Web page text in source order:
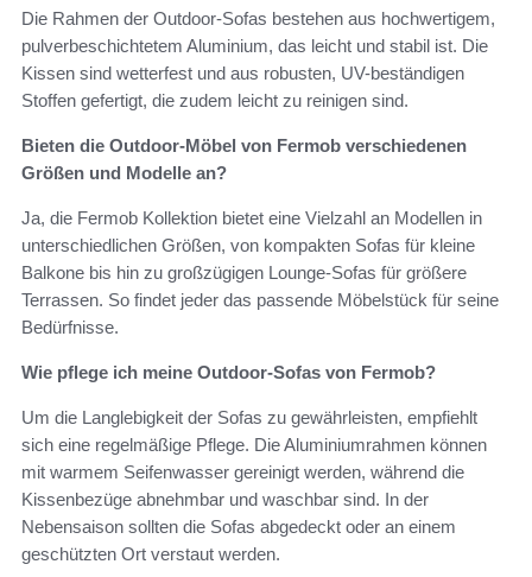
Die Rahmen der Outdoor-Sofas bestehen aus hochwertigem,
pulverbeschichtetem Aluminium, das leicht und stabil ist. Die
Kissen sind wetterfest und aus robusten, UV-beständigen
Stoffen gefertigt, die zudem leicht zu reinigen sind.
Bieten die Outdoor-Möbel von Fermob verschiedenen
Größen und Modelle an?
Ja, die Fermob Kollektion bietet eine Vielzahl an Modellen in
unterschiedlichen Größen, von kompakten Sofas für kleine
Balkone bis hin zu großzügigen Lounge-Sofas für größere
Terrassen. So findet jeder das passende Möbelstück für seine
Bedürfnisse.
Wie pflege ich meine Outdoor-Sofas von Fermob?
Um die Langlebigkeit der Sofas zu gewährleisten, empfiehlt
sich eine regelmäßige Pflege. Die Aluminiumrahmen können
mit warmem Seifenwasser gereinigt werden, während die
Kissenbezüge abnehmbar und waschbar sind. In der
Nebensaison sollten die Sofas abgedeckt oder an einem
geschützten Ort verstaut werden.